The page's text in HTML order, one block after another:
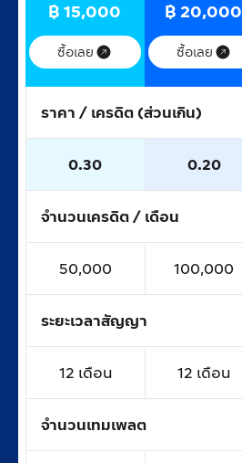
฿15,000
ซื้อเลย
฿ 20,000
ซื้อเลย
ราคา / เครดิต (ส่วนเกิน)
0.30 0.20
จำนวนเครดิต / เดือน
50,000 100,000
ระยะเวลาสัญญา
12 เดือน 12 เดือน
จำนวนเทมเพลต